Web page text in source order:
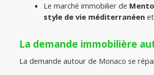
Le marché immobilier de
style de vie méditerranéen et
La demande immobilière
La demande autour de Monaco se